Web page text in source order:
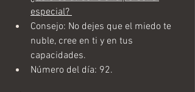
especial?
Consejo: No dejes que el miedo te
nuble, cree en ti y en tus
capacidades.
Número del día: 92.